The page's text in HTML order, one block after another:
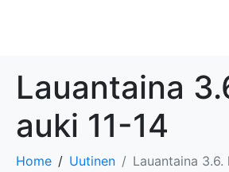
Lauantaina
auki 11-14
Home Uutinen Lauantaina 3.6.